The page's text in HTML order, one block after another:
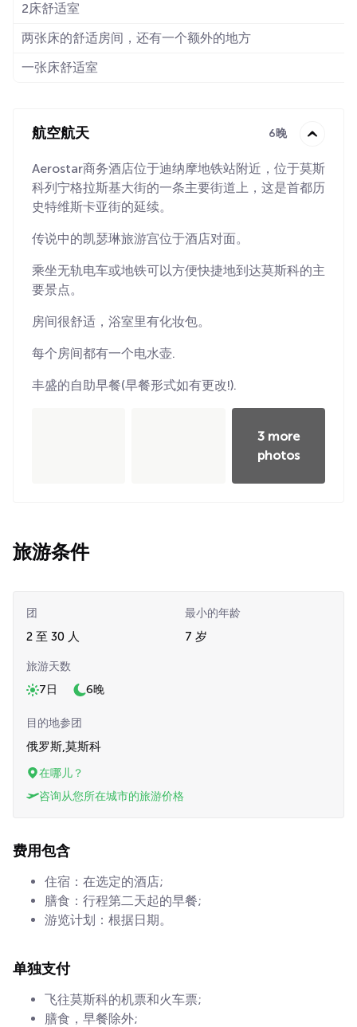
2床舒适室
两张床的舒适房间，还有一个额外的地方
一张床舒适室
航空航天 6晚
Aerostar商务酒店位于迪纳摩地铁站附近，位于莫斯
科列宁格拉斯基大街的一条主要街道上，这是首都历
史特维斯卡亚街的延续。
传说中的凯瑟琳旅游宫位于酒店对面。
乘坐无轨电车或地铁可以方便快捷地到达莫斯科的主
要景点。
房间很舒适，浴室里有化妆包。
每个房间都有一个电水壶.
丰盛的自助早餐(早餐形式如有更改!).
3 more
photos
旅游条件
团
2 至 30 人
最小的年龄
7 岁
旅游天数
7日
6晚
目的地参团
俄罗斯,莫斯科
在哪儿？
咨询从您所在城市的旅游价格
费用包含
住宿：在选定的酒店;
膳食：行程第二天起的早餐;
游览计划：根据日期。
单独支付
飞往莫斯科的机票和火车票;
膳食，早餐除外;